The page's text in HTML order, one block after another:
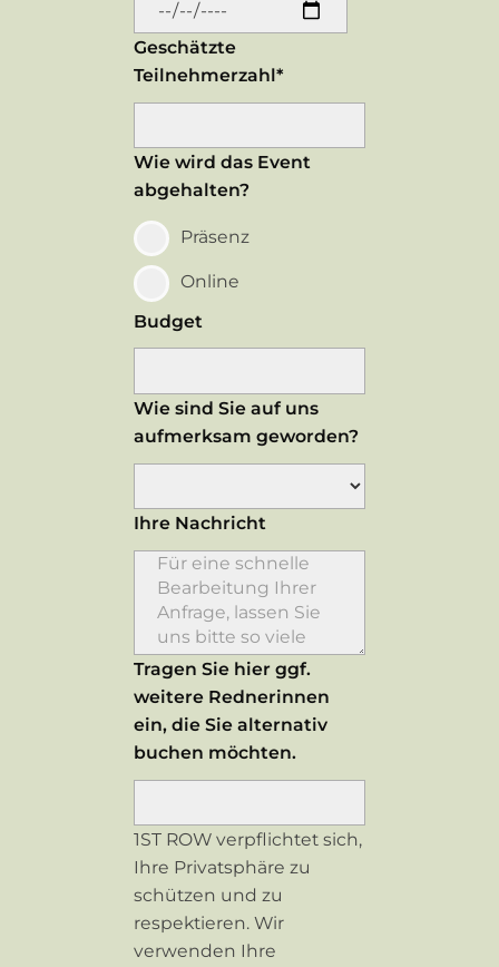
Geschätzte
Teilnehmerzahl*
Wie wird das Event
abgehalten?
Präsenz
Online
Budget
Wie sind Sie auf uns
aufmerksam geworden?
Ihre Nachricht
Tragen Sie hier ggf.
weitere Rednerinnen
ein, die Sie alternativ
buchen möchten.
1ST ROW verpflichtet sich,
Ihre Privatsphäre zu
schützen und zu
respektieren. Wir
verwenden Ihre